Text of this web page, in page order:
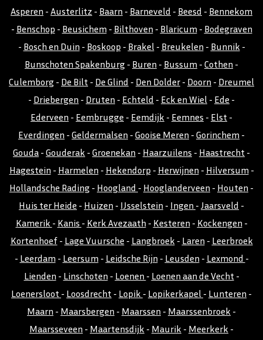
Asperen - Austerlitz - Baarn - Barneveld - Beesd - Bennekom
- Benschop - Beusichem - Bilthoven - Blaricum - Bodegraven
- Bosch en Duin - Boskoop - Brakel - Breukelen - Bunnik -
Bunschoten Spakenburg - Buren - Bussum - Cothen -
Culemborg - De Bilt - De Glind - Den Dolder - Doorn - Dreumel
- Driebergen - Druten - Echteld - Eck en Wiel - Ede -
Ederveen - Eembrugge - Eemdijk - Eemnes - Elst -
Everdingen - Geldermalsen - Gooise Meren - Gorinchem -
Gouda - Gouderak - Groenekan - Haarzuilens - Haastrecht -
Hagestein - Harmelen - Hekendorp - Herwijnen - Hilversum -
Hollandsche Rading - Hoogland - Hooglanderveen - Houten -
Huis ter Heide - Huizen - IJsselstein - Ingen - Jaarsveld -
Kamerik - Kanis - Kerk Avezaath - Kesteren - Kockengen -
Kortenhoef- Lage Vuursche - Langbroek - Laren - Leerbroek
- Leerdam - Leersum - Leidsche Rijn - Leusden - Lexmond -
Lienden - Linschoten - Loenen - Loenen aan de Vecht-
Loenersloot - Loosdrecht - Lopik - Lopikerkapel - Lunteren -
Maarn - Maarsbergen - Maarssen - Maarssenbroek -
Maarsseveen - Maartensdijk - Maurik - Meerkerk -